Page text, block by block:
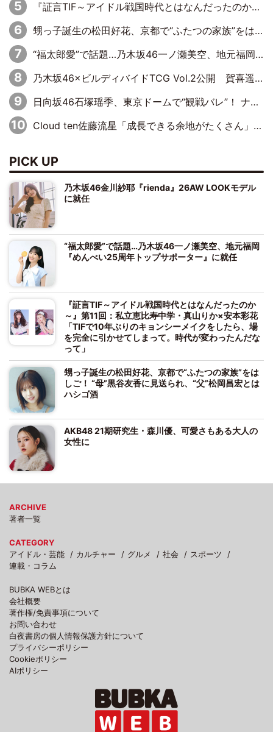
『証言TIF～アイドル戦国時代とはなんだったのか～』第10回：さくら学院・武藤彩未×飯田らうら「正直、中3で辞めるというのを信じてなくて。そう言われてはいたけど、嘘でしょって」
甥っ子誕生の松田好花、京都で“ふたつの家族”をはしご！ “母”黒谷友香に見送られ、“父”松岡昌宏とはハシゴ酒
“福太郎愛”で話題…乃木坂46一ノ瀬美空、地元福岡『めんべい25周年トップサポーター』に就任
乃木坂46×ビルディバイドTCG Vol.2公開 賀喜遥香＆田村真佑が『京まふ』ステージに登壇
日向坂46石塚瑶季、東京ドームで“観戦バレ”！ ナイツ・塙も認めた「巨人に詳しすぎるアイドル」は元VENUSスクール生で杉内コーチ推し⁉
Cloud ten佐藤流星「成長できる余地がたくさん」、本田高優「何度見ても飽きない公演に」
PICK UP
乃木坂46金川紗耶『rienda』26AW LOOKモデル
に就任
“福太郎愛”で話題…乃木坂46一ノ瀬美空、地元福岡
『めんべい25周年トップサポーター』に就任
『証言TIF～アイドル戦国時代とはなんだったのか
～』第11回：私立恵比寿中学・真山りか×安本彩花
「TIFで10年ぶりのキョンシーメイクをしたら、場
を完全に引かせてしまって。時代が変わったんだな
って」
甥っ子誕生の松田好花、京都で“ふたつの家族”をは
しご！ “母”黒谷友香に見送られ、“父”松岡昌宏とは
ハシゴ酒
AKB48 21期研究生・森川優、可愛さもある大人の
女性に
ARCHIVE
著者一覧
CATEGORY
アイドル・芸能
カルチャー グルメ 社会
スポーツ
連載・コラム
BUBKA WEBとは
会社概要
著作権/免責事項について
お問い合わせ
白夜書房の個人情報保護方針について
プライバシーポリシー
Cookieポリシー
AIポリシー